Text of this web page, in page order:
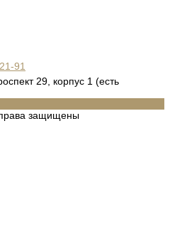
91
29, корпус 1 (есть
защищены